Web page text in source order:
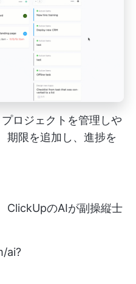
ロジェクトを管理しや
期限を追加し、進捗を
ClickUpのAIが副操縦士
ai?